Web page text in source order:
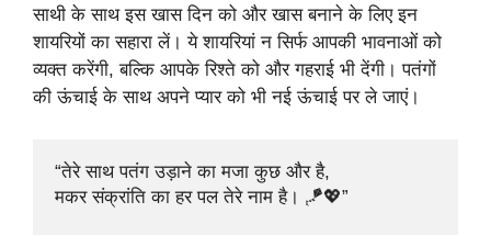
साथी के साथ इस खास दिन को और खास बनाने के लिए इन
शायरियों का सहारा लें। ये शायरियां न सिर्फ आपकी भावनाओं को
व्यक्त करेंगी, बल्कि आपके रिश्ते को और गहराई भी देंगी। पतंगों
की ऊंचाई के साथ अपने प्यार को भी नई ऊंचाई पर ले जाएं।
“तेरे साथ पतंग उड़ाने का मजा कुछ और है,
मकर संक्रांति का हर पल तेरे नाम है। 🪁💖”